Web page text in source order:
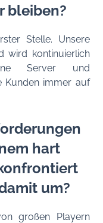
bleiben?
Stelle. Unsere
wird kontinuierlich
Server und
Kunden immer auf
hart
um?
großen Playern